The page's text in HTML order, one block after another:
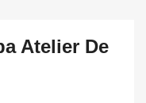
Atelier De